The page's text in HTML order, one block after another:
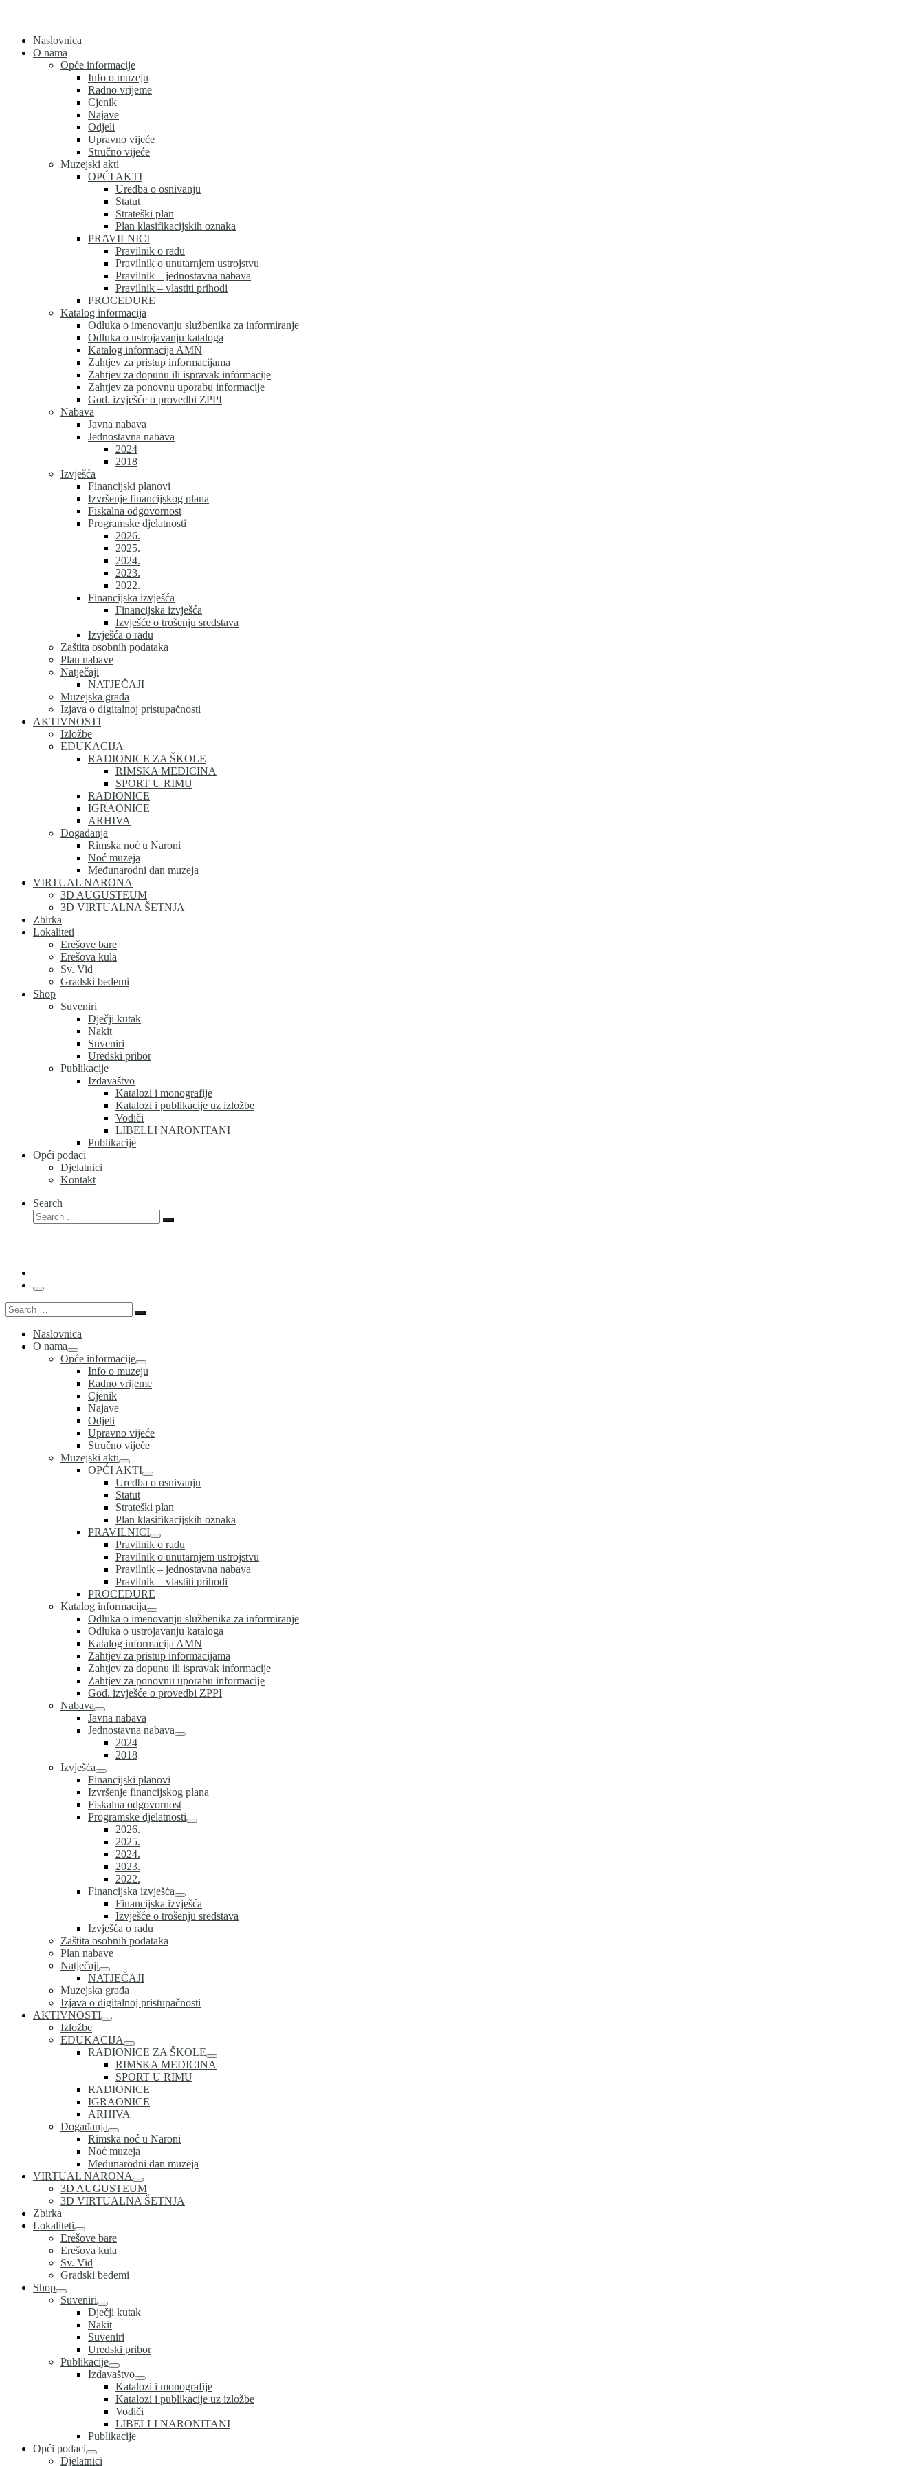
contentNaslovnica
O nama
Opće informacije
Info o muzeju
Radno vrijeme
Cjenik
Najave
Odjeli
Upravno vijeće
Stručno vijeće
Muzejski akti
OPĆI AKTI
Uredba o osnivanju
Statut
Strateški plan
Plan klasifikacijskih oznaka
PRAVILNICI
Pravilnik o radu
Pravilnik o unutarnjem ustrojstvu
Pravilnik – jednostavna nabava
Pravilnik – vlastiti prihodi
PROCEDURE
Katalog informacija
Odluka o imenovanju službenika za informiranje
Odluka o ustrojavanju kataloga
Katalog informacija AMN
Zahtjev za pristup informacijama
Zahtjev za dopunu ili ispravak informacije
Zahtjev za ponovnu uporabu informacije
God. izvješće o provedbi ZPPI
Nabava
Javna nabava
Jednostavna nabava
2024
2018
Izvješća
Financijski planovi
Izvršenje financijskog plana
Fiskalna odgovornost
Programske djelatnosti
2026.
2025.
2024.
2023.
2022.
Financijska izvješća
Financijska izvješća
Izvješće o trošenju sredstava
Izvješća o radu
Zaštita osobnih podataka
Plan nabave
Natječaji
NATJEČAJI
Muzejska građa
Izjava o digitalnoj pristupačnosti
AKTIVNOSTI
Izložbe
EDUKACIJA
RADIONICE ZA ŠKOLE
RIMSKA MEDICINA
SPORT U RIMU
RADIONICE
IGRAONICE
ARHIVA
Događanja
Rimska noć u Naroni
Noć muzeja
Međunarodni dan muzeja
VIRTUAL NARONA
3D AUGUSTEUM
3D VIRTUALNA ŠETNJA
Zbirka
Lokaliteti
Erešove bare
Erešova kula
Sv. Vid
Gradski bedemi
Shop
Suveniri
Dječji kutak
Nakit
Suveniri
Uredski pribor
Publikacije
Izdavaštvo
Katalozi i monografije
Katalozi i publikacije uz izložbe
Vodiči
LIBELLI NARONITANI
Publikacije
Opći podaci
Djelatnici
Kontakt
Search
Search
Search
Menu
Search
Search
Naslovnica
O nama
Opće informacije
Info o muzeju
Radno vrijeme
Cjenik
Najave
Odjeli
Upravno vijeće
Stručno vijeće
Muzejski akti
OPĆI AKTI
Uredba o osnivanju
Statut
Strateški plan
Plan klasifikacijskih oznaka
PRAVILNICI
Pravilnik o radu
Pravilnik o unutarnjem ustrojstvu
Pravilnik – jednostavna nabava
Pravilnik – vlastiti prihodi
PROCEDURE
Katalog informacija
Odluka o imenovanju službenika za informiranje
Odluka o ustrojavanju kataloga
Katalog informacija AMN
Zahtjev za pristup informacijama
Zahtjev za dopunu ili ispravak informacije
Zahtjev za ponovnu uporabu informacije
God. izvješće o provedbi ZPPI
Nabava
Javna nabava
Jednostavna nabava
2024
2018
Izvješća
Financijski planovi
Izvršenje financijskog plana
Fiskalna odgovornost
Programske djelatnosti
2026.
2025.
2024.
2023.
2022.
Financijska izvješća
Financijska izvješća
Izvješće o trošenju sredstava
Izvješća o radu
Zaštita osobnih podataka
Plan nabave
Natječaji
NATJEČAJI
Muzejska građa
Izjava o digitalnoj pristupačnosti
AKTIVNOSTI
Izložbe
EDUKACIJA
RADIONICE ZA ŠKOLE
RIMSKA MEDICINA
SPORT U RIMU
RADIONICE
IGRAONICE
ARHIVA
Događanja
Rimska noć u Naroni
Noć muzeja
Međunarodni dan muzeja
VIRTUAL NARONA
3D AUGUSTEUM
3D VIRTUALNA ŠETNJA
Zbirka
Lokaliteti
Erešove bare
Erešova kula
Sv. Vid
Gradski bedemi
Shop
Suveniri
Dječji kutak
Nakit
Suveniri
Uredski pribor
Publikacije
Izdavaštvo
Katalozi i monografije
Katalozi i publikacije uz izložbe
Vodiči
LIBELLI NARONITANI
Publikacije
Opći podaci
Djelatnici